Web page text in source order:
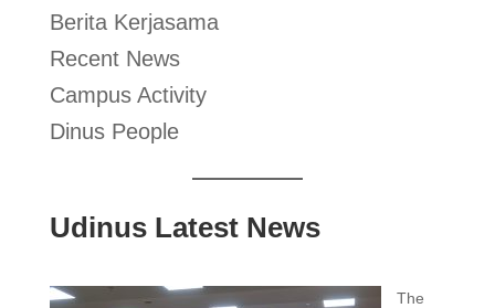
Berita Kerjasama
Recent News
Campus Activity
Dinus People
Udinus Latest News
The